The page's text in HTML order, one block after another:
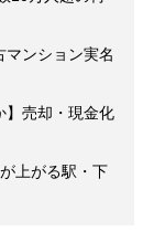
ンション実名
】売却・現金化
上がる駅・下